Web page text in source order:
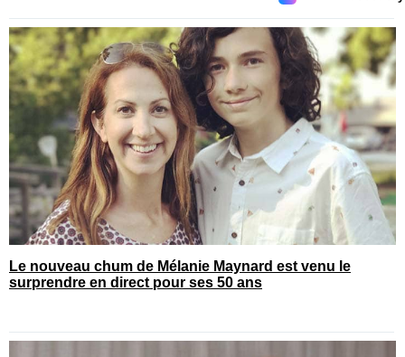
Le nouveau chum de Mélanie Maynard est venu le
surprendre en direct pour ses 50 ans